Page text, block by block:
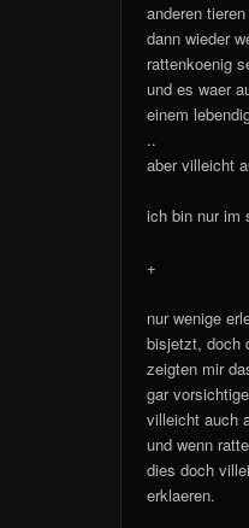
anderen
dann wieder
rattenkoenig
und es waer
einem
..
aber villeicht
ich bin nur im
+
nur wenige
bisjetzt, doch
zeigten mir
gar
villeicht auch
und wenn
dies doch
erklaeren.